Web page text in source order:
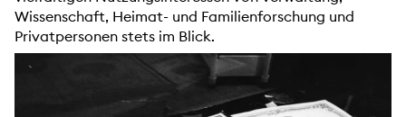
Wissenschaft, Heimat- und Familienforschung und
Privatpersonen stets im Blick.